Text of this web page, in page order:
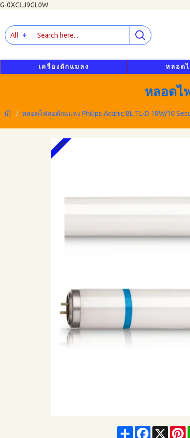
G-0XCLJ9GL0W
All
เครื่องดักแมลง หลอด
หลอดไฟล่อดักแมลง Philips Actinic BL TL-D 18W/10
หลอดไ
Free
ShareFacebook
X